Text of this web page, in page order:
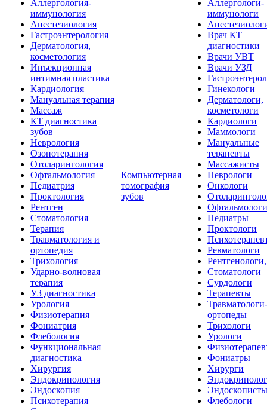
Аллергология-
иммунология
Анестезиология
Гастроэнтерология
Дерматология,
косметология
Инъекционная
интимная пластика
Кардиология
Мануальная терапия
Массаж
КТ диагностика
зубов
Неврология
Озонотерапия
Отоларингология
Офтальмология
Педиатрия
Проктология
Рентген
Стоматология
Терапия
Травматология и
ортопедия
Трихология
Ударно-волновая
терапия
УЗ диагностика
Урология
Физиотерапия
Фониатрия
Флебология
Функциональная
диагностика
Хирургия
Эндокринология
Эндоскопия
Психотерапия
Компьютерная
томография
зубов
Аллергологи-
иммунологи
Врач КТ
диагностики
Врачи УВТ
Врачи УЗД
Гинекологи
Дерматологи,
косметологи
Кардиологи
Маммологи
Мануальные
терапевты
Массажисты
Неврологи
Онкологи
Офтальмологи
Педиатры
Проктологи
Ревматологи
Стоматологи
Сурдологи
Терапевты
Травматологи-
ортопеды
Трихологи
Урологи
Фониатры
Хирурги
Эндоскописты
Флебологи